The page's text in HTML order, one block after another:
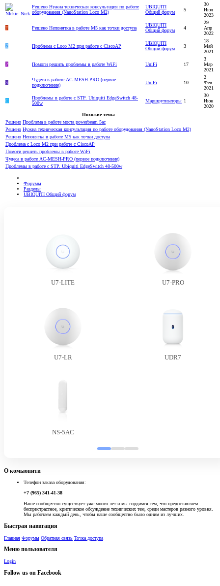
Решено Нужна техническая консультация по работе
оборудования (NanoStation Loco M2)
UBIQUITI
Общий форум
5
30
Июл
2023
F Решено Непонятка в работе M5 как точки доступа
UBIQUITI
Общий форум
4
29
Апр
2022
Z Проблема с Loco M2 при работе c CiscoAP
UBIQUITI
Общий форум
3
18
Май
2021
P Помоги решить проблемы в работе WiFi UniFi 17
3
Мар
2021
S
Чудеса в работе AC-MESH-PRO (первое
подключение)
UniFi 10
2
Фев
2021
C
Проблемы в работе с STP. Ubiquiti EdgeSwitch 48-
500w
Маршрутизаторы 1
30
Июн
2020
Похожие темы
Решено Проблема в работе моста powerbeam 5ac
Решено Нужна техническая консультация по работе оборудования (NanoStation Loco M2)
Решено Непонятка в работе M5 как точки доступа
Проблема с Loco M2 при работе c CiscoAP
Помоги решить проблемы в работе WiFi
Чудеса в работе AC-MESH-PRO (первое подключение)
Проблемы в работе с STP. Ubiquiti EdgeSwitch 48-500w
Форумы
Разделы
UBIQUITI Общий форум
U7-LITE U7-PRO
U7-LR UDR7
NS-5AC
О комьюнити
Телефон заказа оборудования:
+7 (965) 341-41-38
Наше сообщество существует уже много лет и мы гордимся тем, что предоставляем
беспристрастное, критическое обсуждение технических тем, среди мастеров разного уровня.
Мы работаем каждый день, чтобы наше сообщество было одним из лучших.
Быстрая навигация
Главная Форумы Обратная связь Точка доступа
Меню пользователя
Login
Follow us on Facebook